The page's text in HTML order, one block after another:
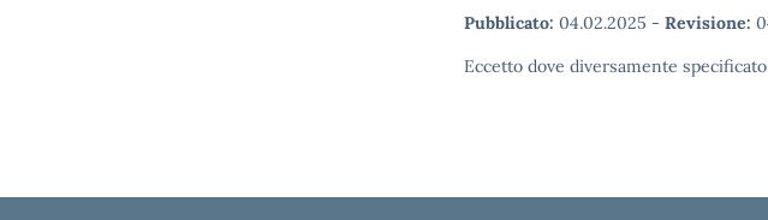
Pubblicato: 04.02.2025 - Revisione:
Eccetto dove diversamente